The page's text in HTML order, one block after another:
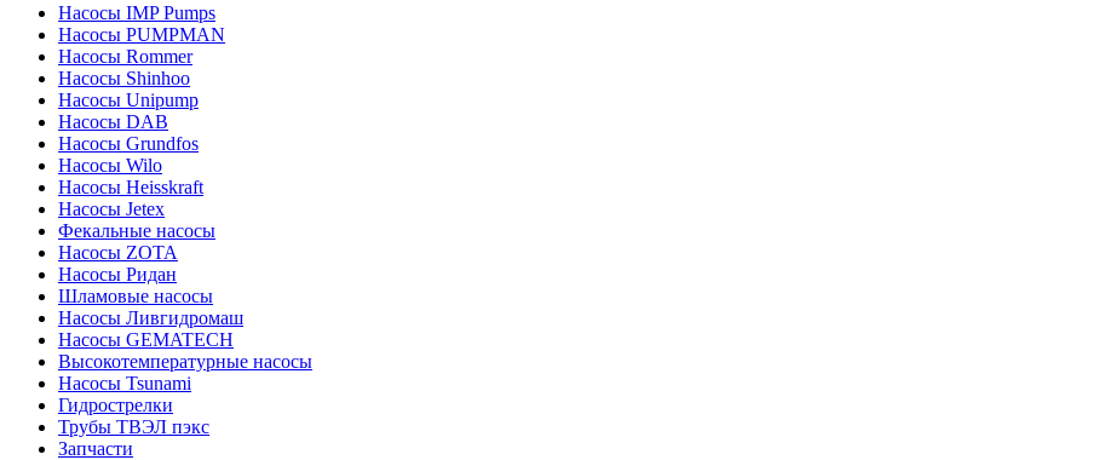
Насосы IMP Pumps
Насосы PUMPMAN
Насосы Rommer
Насосы Shinhoo
Насосы Unipump
Насосы DAB
Насосы Grundfos
Насосы Wilo
Насосы Heisskraft
Насосы Jetex
Фекальные насосы
Насосы ZOTA
Насосы Ридан
Шламовые насосы
Насосы Ливгидромаш
Насосы GEMATECH
Высокотемпературные насосы
Насосы Tsunami
Гидрострелки
Трубы ТВЭЛ пэкс
Запчасти